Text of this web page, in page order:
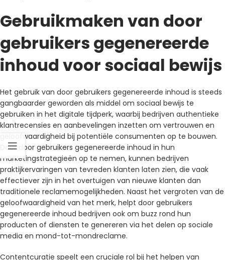
Gebruikmaken van door
gebruikers gegenereerde
inhoud voor sociaal bewijs
Het gebruik van door gebruikers gegenereerde inhoud is steeds
gangbaarder geworden als middel om sociaal bewijs te
gebruiken in het digitale tijdperk, waarbij bedrijven authentieke
klantrecensies en aanbevelingen inzetten om vertrouwen en
geloofwaardigheid bij potentiële consumenten op te bouwen.
Door door gebruikers gegenereerde inhoud in hun
marketingstrategieën op te nemen, kunnen bedrijven
praktijkervaringen van tevreden klanten laten zien, die vaak
effectiever zijn in het overtuigen van nieuwe klanten dan
traditionele reclamemogelijkheden. Naast het vergroten van de
geloofwaardigheid van het merk, helpt door gebruikers
gegenereerde inhoud bedrijven ook om buzz rond hun
producten of diensten te genereren via het delen op sociale
media en mond-tot-mondreclame.
Contentcuratie speelt een cruciale rol bij het helpen van